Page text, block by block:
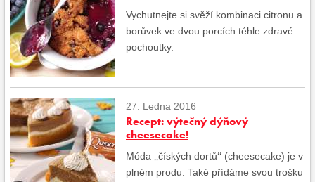
Vychutnejte si svěží kombinaci citronu a
borůvek ve dvou porcích téhle zdravé
pochoutky.
27. Ledna 2016
Recept: výtečný dýňový
cheesecake!
Móda ‚‚číských dortů‘‘ (cheesecake) je v
plném produ. Také přídáme svou trošku